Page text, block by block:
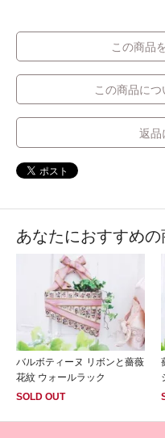
この商品
この商品に
返品
あなたにおすすめの
バルボティーヌ リボンと薔薇
花紋 ウォールラック
SOLD OUT